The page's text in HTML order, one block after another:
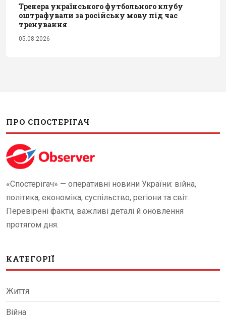
Тренера українського футбольного клубу
оштрафували за російську мову під час
тренування
05.08.2026
ПРО СПОСТЕРІГАЧ
«Спостерігач» — оперативні новини України: війна,
політика, економіка, суспільство, регіони та світ.
Перевірені факти, важливі деталі й оновлення
протягом дня.
КАТЕГОРІЇ
Життя
Війна